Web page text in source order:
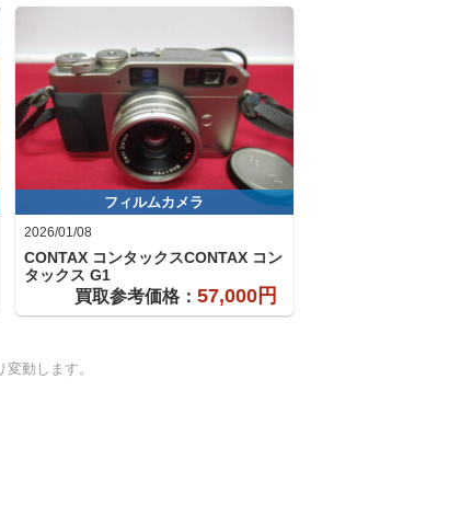
フィルムカメラ
2026/01/08
CONTAX コンタックスCONTAX コン
タックス G1
買取参考価格： 57,000円
動します。